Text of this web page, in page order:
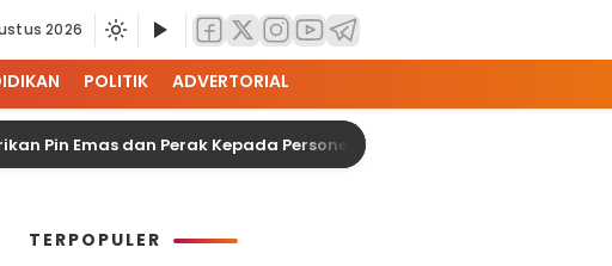
2026
POLITIK ADVERTORIAL
Emas dan Perak Kepada Personel Polres Serang
TERPOPULER